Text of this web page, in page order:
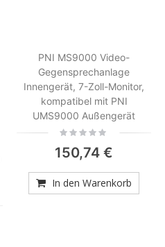
PNI MS9000 Video-
Gegensprechanlage
Innengerät, 7-Zoll-Monitor,
kompatibel mit PNI
UMS9000 Außengerät
Rating:
150,74 €
In den Warenkorb